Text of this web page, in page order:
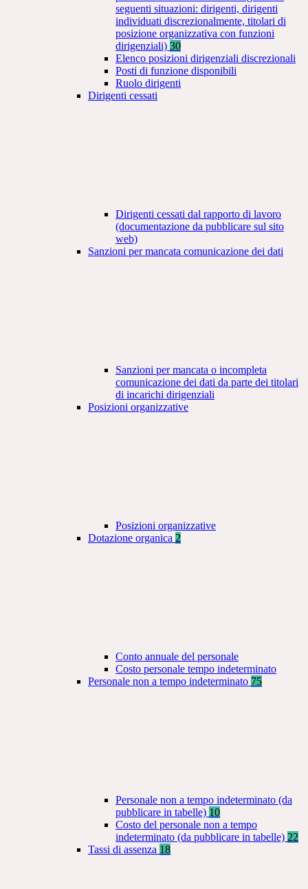
seguenti situazioni: dirigenti, dirigenti
individuati discrezionalmente, titolari di
posizione organizzativa con funzioni
dirigenziali) 30
Elenco posizioni dirigenziali discrezionali
Posti di funzione disponibili
Ruolo dirigenti
Dirigenti cessati
Dirigenti cessati dal rapporto di lavoro
(documentazione da pubblicare sul sito
web)
Sanzioni per mancata comunicazione dei dati
Sanzioni per mancata o incompleta
comunicazione dei dati da parte dei titolari
di incarichi dirigenziali
Posizioni organizzative
Posizioni organizzative
Dotazione organica 2
Conto annuale del personale
Costo personale tempo indeterminato
Personale non a tempo indeterminato 75
Personale non a tempo indeterminato (da
pubblicare in tabelle) 10
Costo del personale non a tempo
indeterminato (da pubblicare in tabelle) 22
Tassi di assenza 18